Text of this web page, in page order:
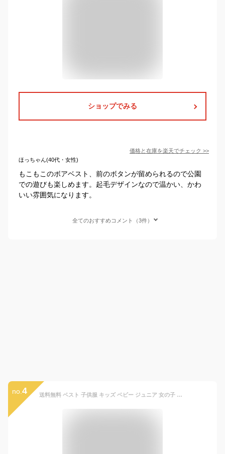
ショップでみる
価格と在庫を楽天でチェック >>
ほっちゃん(40代・女性)
もこもこのボアベスト、前のボタンが留められるので公園
での遊びも楽しめます。起毛デザインなので温かい、かわ
いい雰囲気になります。
全てのおすすめコメント（3件）
no. 4 送料無料 ベスト 子供服 キッズ ベビー ジュニア 女の子 男の子 フリース ボア もこもこ トップス Vネック ジップアップ 前開き 無地 シンプル カジュアル おしゃれ 可愛い 暖かい あったか 秋冬